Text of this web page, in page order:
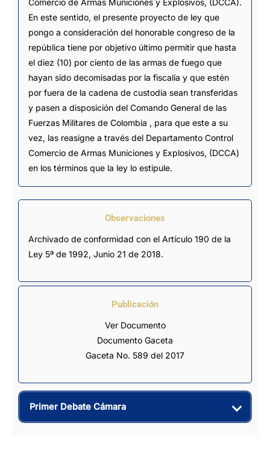
En este sentido, el presente proyecto de ley que
pongo a consideración del honorable congreso de la
república tiene por objetivo último permitir que hasta
el diez (10) por ciento de las armas de fuego que
hayan sido decomisadas por la fiscalía y que estén
por fuera de la cadena de custodia sean transferidas
y pasen a disposición del Comando General de las
Fuerzas Militares de Colombia , para que este a su
vez, las reasigne a través del Departamento Control
Comercio de Armas Municiones y Explosivos, (DCCA)
en los términos que la ley lo estipule.
Observaciones
Archivado de conformidad con el Artículo 190 de la
Ley 5ª de 1992, Junio 21 de 2018.
Publicación
Ver Documento
Documento Gaceta
Gaceta No. 589 del 2017
Primer Debate Cámara